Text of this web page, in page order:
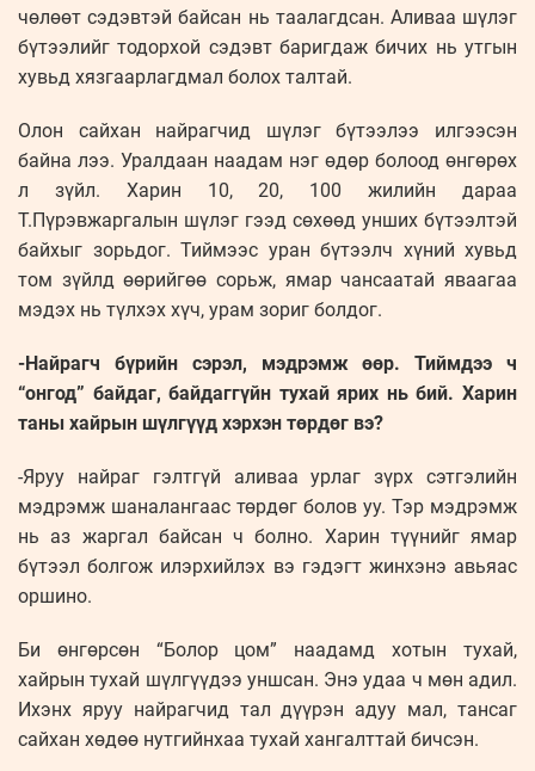
чөлөөт сэдэвтэй байсан нь таалагдсан. Аливаа шүлэг
бүтээлийг тодорхой сэдэвт баригдаж бичих нь утгын
хувьд хязгаарлагдмал болох талтай.
Олон сайхан найрагчид шүлэг бүтээлээ илгээсэн
байна лээ. Уралдаан наадам нэг өдөр болоод өнгөрөх
л зүйл. Харин 10, 20, 100 жилийн дараа
Т.Пүрэвжаргалын шүлэг гээд сөхөөд унших бүтээлтэй
байхыг зорьдог. Тиймээс уран бүтээлч хүний хувьд
том зүйлд өөрийгөө сорьж, ямар чансаатай яваагаа
мэдэх нь түлхэх хүч, урам зориг болдог.
-Найрагч бүрийн сэрэл, мэдрэмж өөр. Тиймдээ ч
“онгод” байдаг, байдаггүйн тухай ярих нь бий. Харин
таны хайрын шүлгүүд хэрхэн төрдөг вэ?
-Яруу найраг гэлтгүй аливаа урлаг зүрх сэтгэлийн
мэдрэмж шаналангаас төрдөг болов уу. Тэр мэдрэмж
нь аз жаргал байсан ч болно. Харин түүнийг ямар
бүтээл болгож илэрхийлэх вэ гэдэгт жинхэнэ авьяас
оршино.
Би өнгөрсөн “Болор цом” наадамд хотын тухай,
хайрын тухай шүлгүүдээ уншсан. Энэ удаа ч мөн адил.
Ихэнх яруу найрагчид тал дүүрэн адуу мал, тансаг
сайхан хөдөө нутгийнхаа тухай хангалттай бичсэн.